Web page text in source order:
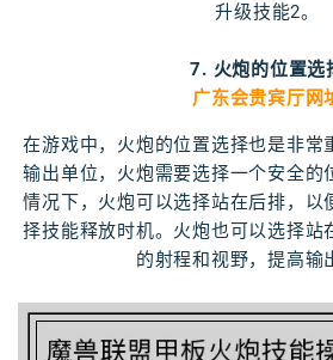
升级技能2。
7. 火炮的位置选
广东会贵宾厅网
在游戏中，火炮的位置选择也是非常
输出单位，火炮需要选择一个安全的
情况下，火炮可以选择站在后排，以
择技能释放时机。火炮也可以选择站
的射程和视野，提高输